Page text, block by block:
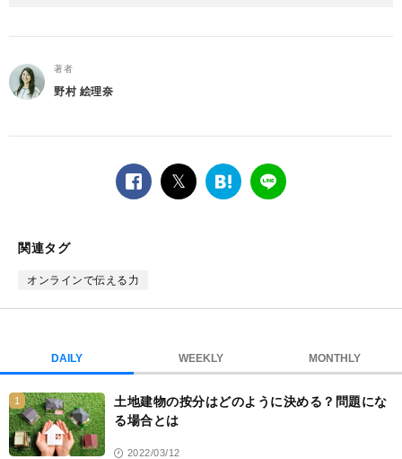
著者
野村 絵理奈
facebook
twitterは
ー
LINE
関連タグ
オンラインで伝える力
DAILY WEEKLY MONTHLY
1
土地建物の按分はどのように決める？問題にな
る場合とは
2022/03/12